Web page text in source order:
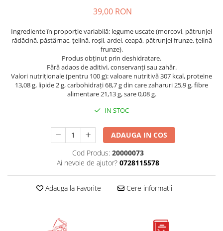
39,00 RON
Ingrediente în proporție variabilă: legume uscate (morcovi, pătrunjel
rădăcină, păstârnac, țelină, roșii, ardei, ceapă, pătrunjel frunze, țelină
frunze).
Produs obținut prin deshidratare.
Fără adaos de aditivi, conservanți sau zahăr.
Valori nutriționale (pentru 100 g): valoare nutritivă 307 kcal, proteine
13,08 g, lipide 2 g, carbohidrați 68,7 g din care zaharuri 25,9 g, fibre
alimentare 21,13 g, sare 0,08 g.
IN STOC
ADAUGA IN COS
Cod Produs: 20000073
Ai nevoie de ajutor? 0728115578
Adauga la Favorite Cere informatii